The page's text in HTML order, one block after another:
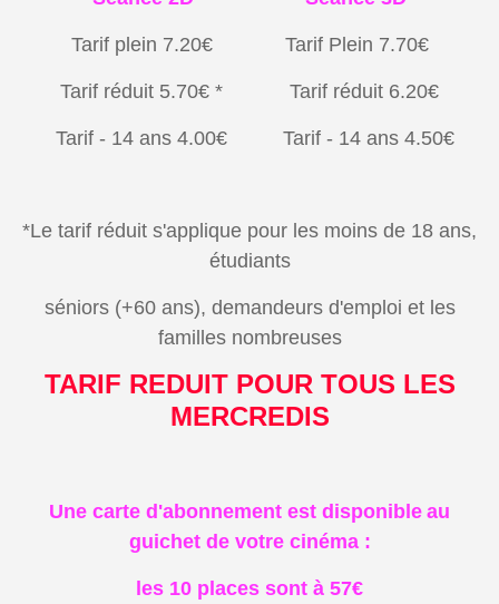
Tarif plein 7.20€ Tarif Plein 7.70€
Tarif réduit 5.70€ * Tarif réduit 6.20€
Tarif - 14 ans 4.00€ Tarif - 14 ans 4.50€
*Le tarif réduit s'applique pour les moins de 18 ans,
étudiants
séniors (+60 ans), demandeurs d'emploi et les
familles nombreuses
TARIF REDUIT POUR TOUS LES
MERCREDIS
Une carte d'abonnement est disponible au
guichet de votre cinéma :
les 10 places sont à 57€